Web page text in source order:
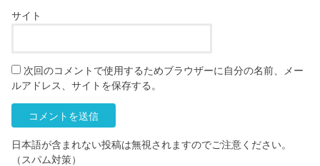
サイト
次回のコメントで使用するためブラウザーに自分の名前、メー
ルアドレス、サイトを保存する。
日本語が含まれない投稿は無視されますのでご注意ください。
（スパム対策）